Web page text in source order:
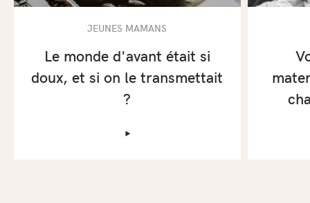
JEUNES MAMANS
Le monde d'avant était si
doux, et si on le transmettait
?
‣